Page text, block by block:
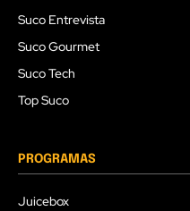
Suco Entrevista
Suco Gourmet
Suco Tech
Top Suco
PROGRAMAS
Juicebox